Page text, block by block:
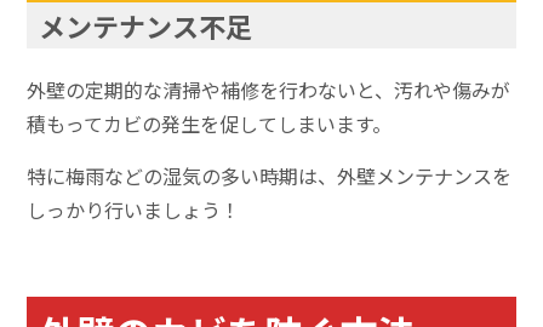
メンテナンス不足
外壁の定期的な清掃や補修を行わないと、汚れや傷みが
積もってカビの発生を促してしまいます。
特に梅雨などの湿気の多い時期は、外壁メンテナンスを
しっかり行いましょう！